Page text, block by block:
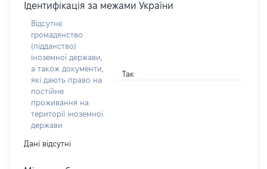
Ідентифікація за межами України
Відсутнє
громадянство
(підданство)
іноземної держави,
а також документи,
які дають право на
постійне
проживання на
території іноземної
держави
Так
Дані відсутні